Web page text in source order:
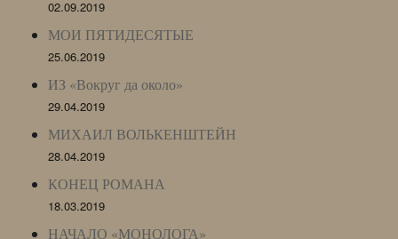
02.09.2019
МОИ ПЯТИДЕСЯТЫЕ
25.06.2019
ИЗ «Вокруг да около»
29.04.2019
МИХАИЛ ВОЛЬКЕНШТЕЙН
28.04.2019
КОНЕЦ РОМАНА
18.03.2019
НАЧАЛО «МОНОЛОГА»